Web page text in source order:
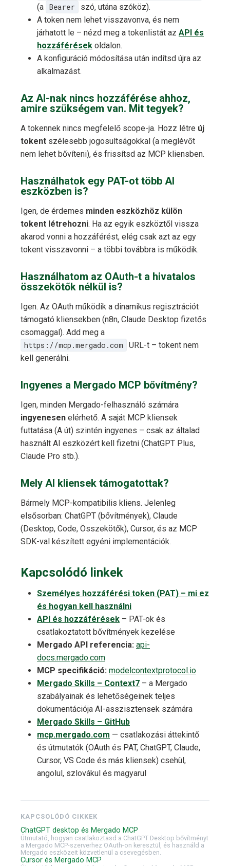
(a Bearer
szó, utána szóköz).
A token nem lehet visszavonva, és nem
járhatott le – nézd meg a tokenlistát az API és
hozzáférések oldalon.
A konfiguráció módosítása után indítsd újra az
alkalmazást.
Az AI-nak nincs hozzáférése ahhoz,
amire szükségem van. Mit tegyek?
A tokennek nincs megfelelő scope-ja. Hozz létre új
tokent szélesebb jogosultságokkal (a meglévőt
nem lehet bővíteni), és frissítsd az MCP kliensben.
Használhatok egy PAT-ot több AI
eszközben is?
Igen, de érdemes minden eszközhöz külön
tokent létrehozni. Ha az egyik eszköztől vissza
akarod vonni a hozzáférést, elég csak azt az egy
tokent visszavonni – a többi továbbra is működik.
Használhatom az OAuth-t a hivatalos
összekötők nélkül is?
Igen. Az OAuth működik a dinamikus regisztrációt
támogató kliensekben (n8n, Claude Desktop fizetős
csomaggal). Add meg a
https://mcp.mergado.com
URL-t – tokent nem
kell generálni.
Ingyenes a Mergado MCP bővítmény?
Igen, minden Mergado-felhasználó számára
ingyenesen elérhető. A saját MCP kliensek
futtatása (A út) szintén ingyenes – csak az általad
használt AI eszközért kell fizetni (ChatGPT Plus,
Claude Pro stb.).
Mely AI kliensek támogatottak?
Bármely MCP-kompatibilis kliens. Jelenleg
elsősorban: ChatGPT (bővítmények), Claude
(Desktop, Code, Összekötők), Cursor, és az MCP
SDK-val készített egyéni implementációk.
Kapcsolódó linkek
Személyes hozzáférési token (PAT) – mi ez
és hogyan kell használni
API és hozzáférések – PAT-ok és
csatlakoztatott bővítmények kezelése
Mergado API referencia: api-
docs.mergado.com
MCP specifikáció: modelcontextprotocol.io
Mergado Skills – Context7 – a Mergado
szabályainak és lehetőségeinek teljes
dokumentációja AI-asszisztensek számára
Mergado Skills – GitHub
mcp.mergado.com — csatlakozási áttekintő
és útmutatók (OAuth és PAT, ChatGPT, Claude,
Cursor, VS Code és más kliensek) csehül,
angolul, szlovákul és magyarul
KAPCSOLÓDÓ CIKKEK
ChatGPT desktop és Mergado MCP
Útmutató, hogyan csatlakoztasd a ChatGPT Desktop bővítményt
a Mergado MCP-szerverhez OAuth-on keresztül, és használd a
Mergado eszközeit közvetlenül a csevegésben.
Cursor és Mergado MCP